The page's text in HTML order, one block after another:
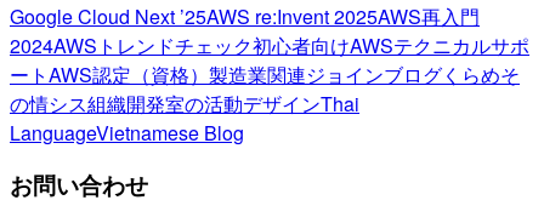
Google Cloud Next ’25AWS re:Invent 2025AWS再入門
2024AWSトレンドチェック初心者向けAWSテクニカルサポ
ートAWS認定（資格） 製造業関連ジョインブログくらめそ
の情シス組織開発室の活動デザインThai
LanguageVietnamese Blog
お問い合わせ